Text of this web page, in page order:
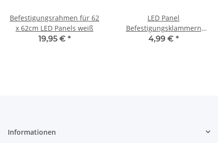
Befestigungsrahmen für 62
x 62cm LED Panels weiß
19,95 € *
LED Panel
Befestigungsklammern
Aufbau 4-er Set
4,99 € *
Informationen